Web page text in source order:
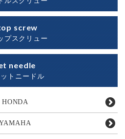
screw
プスクリュー
needle
トニードル
HONDA